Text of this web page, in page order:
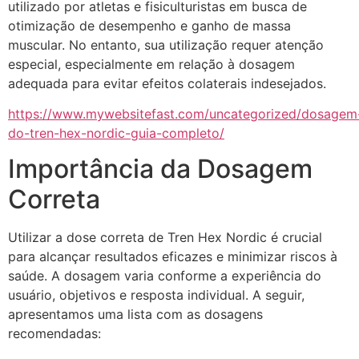
utilizado por atletas e fisiculturistas em busca de
otimização de desempenho e ganho de massa
muscular. No entanto, sua utilização requer atenção
especial, especialmente em relação à dosagem
adequada para evitar efeitos colaterais indesejados.
https://www.mywebsitefast.com/uncategorized/
do-tren-hex-nordic-guia-completo/
Importância da Dosagem
Correta
Utilizar a dose correta de Tren Hex Nordic é crucial
para alcançar resultados eficazes e minimizar riscos à
saúde. A dosagem varia conforme a experiência do
usuário, objetivos e resposta individual. A seguir,
apresentamos uma lista com as dosagens
recomendadas: